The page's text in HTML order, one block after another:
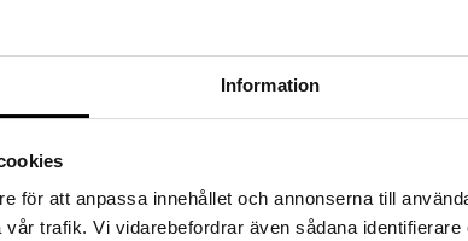
Information
för att anpassa innehållet och annonserna till
trafik. Vi vidarebefordrar även sådana
ongelmia vahatulppien kanssa. Cl-ear koostuu
mielellään ennaltaehkäisevästi.
ja hellävaraisimmalla tavalla. Voidaan
eivät ole vaurioituneet tai rikki ennen käyttöä.